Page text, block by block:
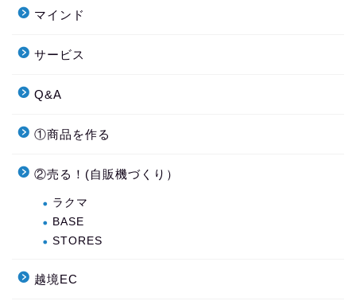
マインド
サービス
Q&A
①商品を作る
②売る！(自販機づくり）
ラクマ
BASE
STORES
越境EC